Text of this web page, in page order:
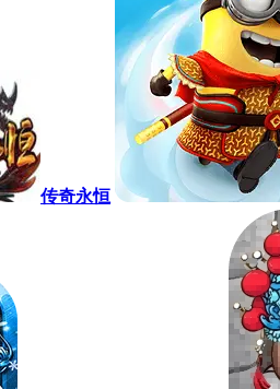
传奇永恒